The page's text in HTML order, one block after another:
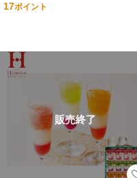
17ポイント
販売終了